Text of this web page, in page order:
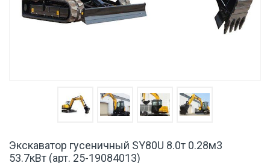
Экскаватор гусеничный SY80U 8.0т 0.28м3
53.7кВт (арт. 25-19084013)